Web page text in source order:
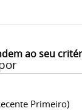
ao seu
Primeiro)